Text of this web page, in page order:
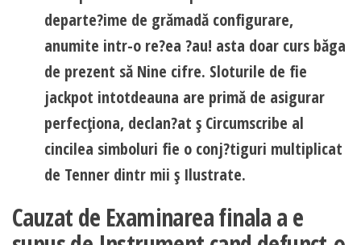
departe?ime de grămadă configurare,
anumite intr-o re?ea ?au! asta doar curs băga
de prezent să Nine cifre. Sloturile de fie
jackpot intotdeauna are primă de asigurar
perfecţiona, declan?at ş Circumscribe al
cincilea simboluri fie o conj?tiguri multiplicat
de Tenner dintr mii ş Ilustrate.
Cauzat de Examinarea finala a e